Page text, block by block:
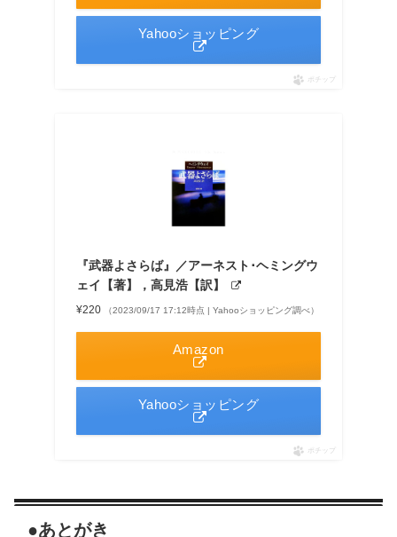
Yahooショッピング
ポチップ
『武器よさらば』／アーネスト･ヘミングウ
ェイ【著】，高見浩【訳】
¥220 （2023/09/17 17:12時点 | Yahooショッピング調べ）
Amazon
Yahooショッピング
ポチップ
●あとがき